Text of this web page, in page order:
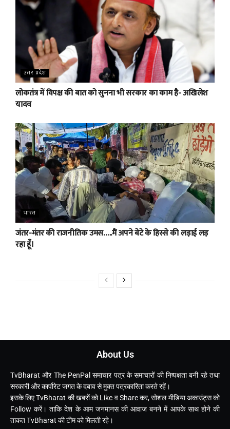
उत्तर प्रदेश
लोकतंत्र में विपक्ष की बात को सुनना भी सरकार का काम है- अखिलेश
यादव
भारत
जंतर-मंतर की राजनीतिक उमस…..मैं अपने बेटे के हिस्से की लड़ाई लड़
रहा हूँ।
About Us
TvBharat और The PenPal समाचार पत्र के समाचारों की निष्पक्षता बनी रहे तथा
सरकारी और कार्पोरेट जगत के दबाव से मुक्त पत्रकारिता करते रहें।
इसके लिए TvBharat की खबरों को Like व Share कर, सोशल मीडिया अकाउंट्स को
Follow करें। ताकि देश के आम जनमानस की आवाज बनने में आपके साथ होने की
ताकत TvBharat की टीम को मिलती रहे।